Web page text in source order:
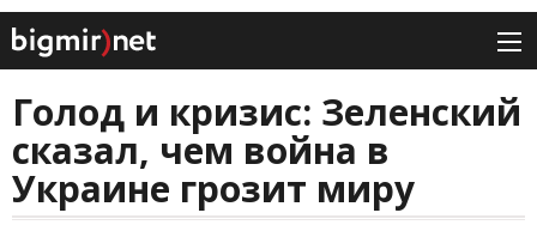
Голод и кризис: Зеленский
сказал, чем война в
Украине грозит миру